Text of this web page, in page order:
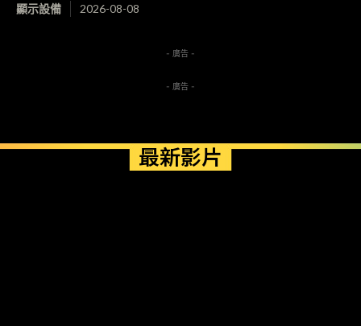
顯示設備 2026-08-08
- 廣告 -
- 廣告 -
最新影片